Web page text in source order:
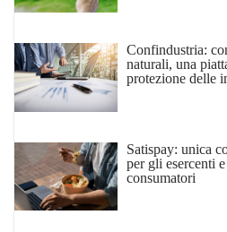
Confindustria:
naturali, una
protezione delle
Satispay: unica
per gli esercenti
consumatori